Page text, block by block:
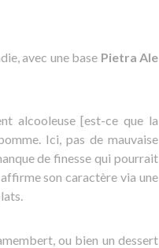
avec une base Pietra Ale
alcooleuse [est-ce que la
Ici, pas de mauvaise
de finesse qui pourrait
son caractère via une
ou bien un dessert